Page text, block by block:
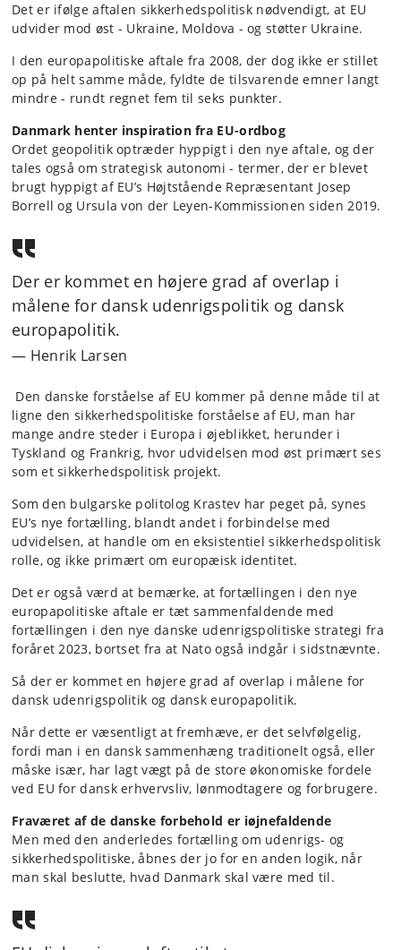
Det er ifølge aftalen sikkerhedspolitisk nødvendigt, at EU
udvider mod øst - Ukraine, Moldova - og støtter Ukraine.
I den europapolitiske aftale fra 2008, der dog ikke er stillet
op på helt samme måde, fyldte de tilsvarende emner langt
mindre - rundt regnet fem til seks punkter.
Danmark henter inspiration fra EU-ordbog
Ordet geopolitik optræder hyppigt i den nye aftale, og der
tales også om strategisk autonomi - termer, der er blevet
brugt hyppigt af EU’s Højtstående Repræsentant Josep
Borrell og Ursula von der Leyen-Kommissionen siden 2019.
Der er kommet en højere grad af overlap i
målene for dansk udenrigspolitik og dansk
europapolitik.
Henrik Larsen
Den danske forståelse af EU kommer på denne måde til at
ligne den sikkerhedspolitiske forståelse af EU, man har
mange andre steder i Europa i øjeblikket, herunder i
Tyskland og Frankrig, hvor udvidelsen mod øst primært ses
som et sikkerhedspolitisk projekt.
Som den bulgarske politolog Krastev har peget på, synes
EU’s nye fortælling, blandt andet i forbindelse med
udvidelsen, at handle om en eksistentiel sikkerhedspolitisk
rolle, og ikke primært om europæisk identitet.
Det er også værd at bemærke, at fortællingen i den nye
europapolitiske aftale er tæt sammenfaldende med
fortællingen i den nye danske udenrigspolitiske strategi fra
foråret 2023, bortset fra at Nato også indgår i sidstnævnte.
Så der er kommet en højere grad af overlap i målene for
dansk udenrigspolitik og dansk europapolitik.
Når dette er væsentligt at fremhæve, er det selvfølgelig,
fordi man i en dansk sammenhæng traditionelt også, eller
måske især, har lagt vægt på de store økonomiske fordele
ved EU for dansk erhvervsliv, lønmodtagere og forbrugere.
Fraværet af de danske forbehold er iøjnefaldende
Men med den anderledes fortælling om udenrigs- og
sikkerhedspolitiske, åbnes der jo for en anden logik, når
man skal beslutte, hvad Danmark skal være med til.